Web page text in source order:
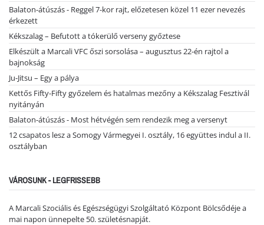
Balaton-átúszás - Reggel 7-kor rajt, előzetesen közel 11 ezer nevezés
érkezett
Kékszalag – Befutott a tókerülő verseny győztese
Elkészült a Marcali VFC őszi sorsolása – augusztus 22-én rajtol a
bajnokság
Ju-Jitsu – Egy a pálya
Kettős Fifty-Fifty győzelem és hatalmas mezőny a Kékszalag Fesztivál
nyitányán
Balaton-átúszás - Most hétvégén sem rendezik meg a versenyt
12 csapatos lesz a Somogy Vármegyei I. osztály, 16 együttes indul a II.
osztályban
VÁROSUNK - LEGFRISSEBB
A Marcali Szociális és Egészségügyi Szolgáltató Központ Bölcsődéje a
mai napon ünnepelte 50. születésnapját.